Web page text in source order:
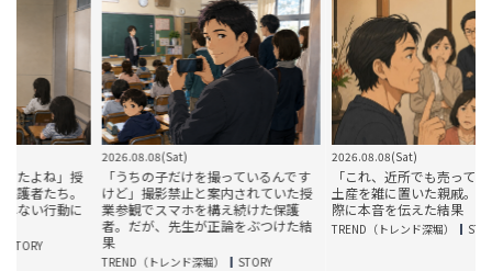
2026.08.08(Sat)
「うちの子だけを撮っているんです
けど」撮影禁止と案内されていた授
業参観でスマホを構え続けた保護
者。だが、先生が正論をぶつけた結
果
TREND（トレンド深堀） STORY
2026.08.08(Sat)
「これ、近所でも売ってるよね」手
土産を雑に置いた親戚。だが、帰り
際に本音を伝えた結果
TREND（トレンド深堀） STORY